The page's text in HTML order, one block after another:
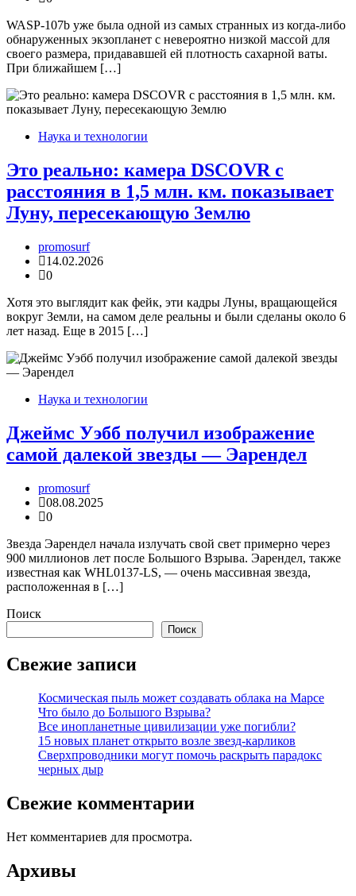
WASP-107b уже была одной из самых странных из когда-либо
обнаруженных экзопланет с невероятно низкой массой для
своего размера, придававшей ей плотность сахарной ваты.
При ближайшем […]
Наука и технологии
Это реально: камера DSCOVR с
расстояния в 1,5 млн. км. показывает
Луну, пересекающую Землю
promosurf
14.02.2026
0
Хотя это выглядит как фейк, эти кадры Луны, вращающейся
вокруг Земли, на самом деле реальны и были сделаны около 6
лет назад. Еще в 2015 […]
Наука и технологии
Джеймс Уэбб получил изображение
самой далекой звезды — Эарендел
promosurf
08.08.2025
0
Звезда Эарендел начала излучать свой свет примерно через
900 миллионов лет после Большого Взрыва. Эарендел, также
известная как WHL0137-LS, — очень массивная звезда,
расположенная в […]
Поиск
Поиск
Свежие записи
Космическая пыль может создавать облака на Марсе
Что было до Большого Взрыва?
Все инопланетные цивилизации уже погибли?
15 новых планет открыто возле звезд-карликов
Сверхпроводники могут помочь раскрыть парадокс
черных дыр
Свежие комментарии
Нет комментариев для просмотра.
Архивы